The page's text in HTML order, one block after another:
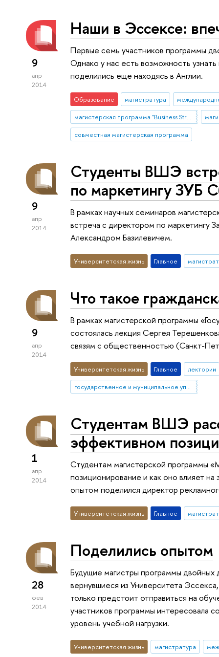
9
апр
2014
Наши в Эссексе:
Первые семь участников программы
Однако у нас есть возможность
поделились еще находясь в Англии.
Образование магистратура
магистерская программа "Business Strategies in a Global Environment"
совместная магистерская программа
9
апр
2014
Студенты ВШЭ
по маркетингу ЗУБ
В рамках научных семинаров
встреча с директором по маркетингу
Александром Базилевичем.
Университетская жизнь Главное
9
апр
2014
Что такое
В рамках магистерской программы
состоялась лекция Сергея
связям с общественностью (Санкт-
Университетская жизнь Главное
лектории
государственное и муниципальное управление
1
апр
2014
Студентам ВШЭ
эффективном
Студентам магистерской программы
позиционирование и как оно влияет
опытом поделился директор
Университетская жизнь Главное
28
фев
2014
Поделились опытом
Будущие магистры программы
вернувшиеся из Университета
только предстоит отправиться на
участников программы интересовала
уровень учебной нагрузки.
Университетская жизнь магистратура